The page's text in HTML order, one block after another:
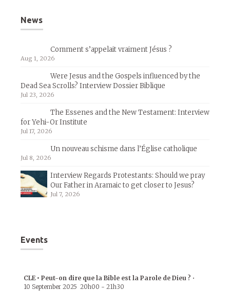
News
Comment s’appelait vraiment Jésus ?
Aug 1, 2026
Were Jesus and the Gospels influenced by the
Dead Sea Scrolls? Interview Dossier Biblique
Jul 23, 2026
The Essenes and the New Testament: Interview
for Yehi-Or Institute
Jul 17, 2026
Un nouveau schisme dans l’Église catholique
Jul 8, 2026
Interview Regards Protestants: Should we pray
Our Father in Aramaic to get closer to Jesus?
Jul 7, 2026
Events
CLE • Peut-on dire que la Bible est la Parole de Dieu ? •
10 September 2025 20h00 - 21h30